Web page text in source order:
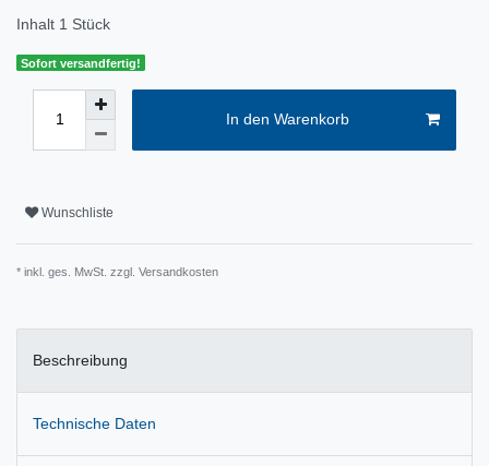
Inhalt 1 Stück
Sofort versandfertig!
In den Warenkorb
Wunschliste
* inkl. ges. MwSt. zzgl. Versandkosten
Beschreibung
Technische Daten